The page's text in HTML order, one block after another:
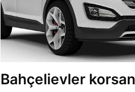
Bahçelievler